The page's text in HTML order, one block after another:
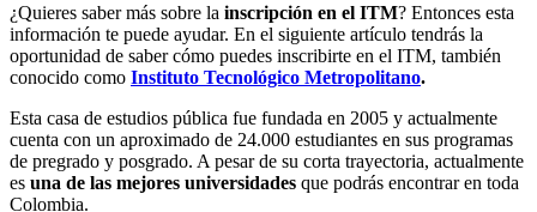
¿Quieres saber más sobre la inscripción en el ITM? Entonces esta
información te puede ayudar. En el siguiente artículo tendrás la
oportunidad de saber cómo puedes inscribirte en el ITM, también
conocido como Instituto Tecnológico Metropolitano.
Esta casa de estudios pública fue fundada en 2005 y actualmente
cuenta con un aproximado de 24.000 estudiantes en sus programas
de pregrado y posgrado. A pesar de su corta trayectoria, actualmente
es una de las mejores universidades que podrás encontrar en toda
Colombia.